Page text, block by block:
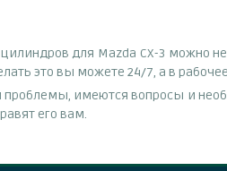
для Mazda CX-3 можно
это вы можете 24/7, а в
проблемы, имеются вопросы и
его вам.